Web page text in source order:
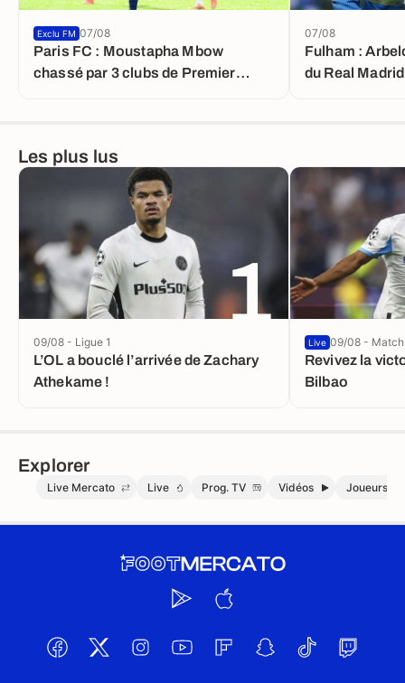
Paris FC : Moustapha Mbow
chassé par 3 clubs de Premier
Exclu FM 07/08
Fulham :
du Real Madrid
07/08
Les plus lus
1
L’OL a bouclé l’arrivée de Zachary
Athekame !
09/08 - Ligue 1
Revivez la
Bilbao
Live 09/08 -
Explorer
Live Mercato Live Prog. TV Vidéos Joueurs